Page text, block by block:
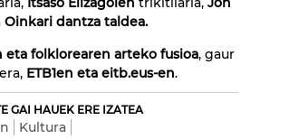
Oinkari dantza taldea.
eta folklorearen arteko fusioa, gaur
ETB1en eta eitb.eus-en.
GAI HAUEK ERE IZATEA
Kultura